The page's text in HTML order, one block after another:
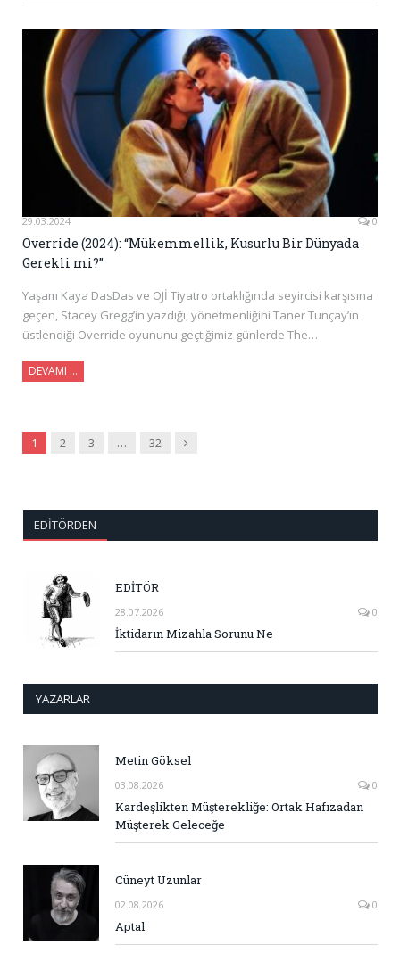
29.03.2024 0
Override (2024): “Mükemmellik, Kusurlu Bir Dünyada
Gerekli mi?”
Yaşam Kaya DasDas ve OJİ Tiyatro ortaklığında seyircisi karşısına
geçen, Stacey Gregg’in yazdığı, yönetmenliğini Taner Tunçay’ın
üstlendiği Override oyununu geçtiğimiz günlerde The…
DEVAMI …
1 2 3 … 32 Sonraki
EDITÖRDEN
EDİTÖR
28.07.2026 0
İktidarın Mizahla Sorunu Ne
YAZARLAR
Metin Göksel
03.08.2026 0
Kardeşlikten Müşterekliğe: Ortak Hafızadan
Müşterek Geleceğe
Cüneyt Uzunlar
02.08.2026 0
Aptal